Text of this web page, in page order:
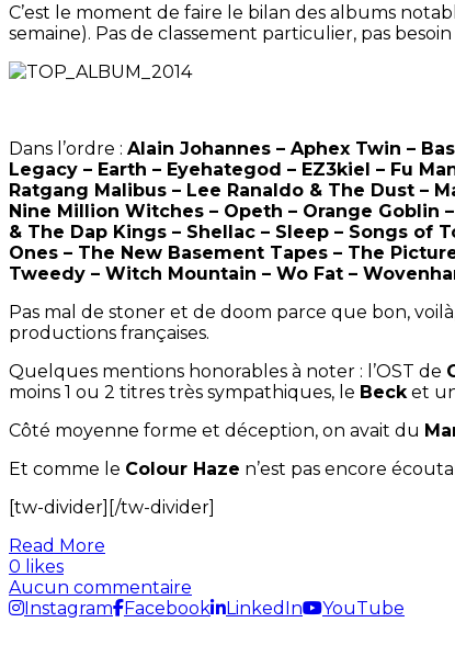
C’est le moment de faire le bilan des albums
semaine). Pas de classement particulier, pas
Dans l’ordre : Alain Johannes – Aphex Twin –
Legacy – Earth – Eyehategod – EZ3kiel – Fu
Ratgang Malibus – Lee Ranaldo & The Dust –
Nine Million Witches – Opeth – Orange Goblin
& The Dap Kings – Shellac – Sleep – Songs of
Ones – The New Basement Tapes – The
Tweedy – Witch Mountain – Wo Fat –
Pas mal de stoner et de doom parce que bon,
productions françaises.
Quelques mentions honorables à noter : l’OST de
moins 1 ou 2 titres très sympathiques, le Becket
Côté moyenne forme et déception, on avait du
Et comme le Colour Haze n’est pas encore
[tw-divider][/tw-divider]
Read More
0 likes
Aucun commentaire
Instagram
Facebook LinkedIn YouTube